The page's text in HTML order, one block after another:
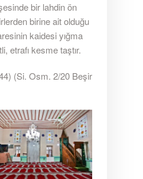
bir lahdin ön
birine ait olduğu
kaidesi yığma
etrafı kesme taştır.
(Si. Osm. 2/20 Beşir